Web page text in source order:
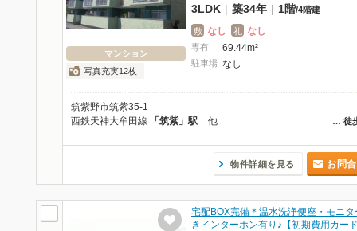
マンション
写真充実12枚
3LDK | 築34年 | 1階/4階建
敷 なし 礼 なし
専有 69.44m²
駐車場 なし
筑紫野市筑紫35-1
… 徒
西鉄天神大牟田線 「筑紫」駅 他
物件詳細を見る お問
宅配BOX完備＊温水洗浄便座・モニタ
きインターホン有り♪【初期費用カー